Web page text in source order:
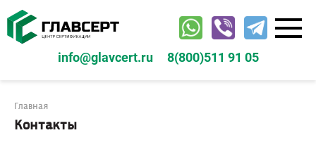
Перейти
контенту
info@glavcert.ru 8(800)511 91 05
Главная
Контакты